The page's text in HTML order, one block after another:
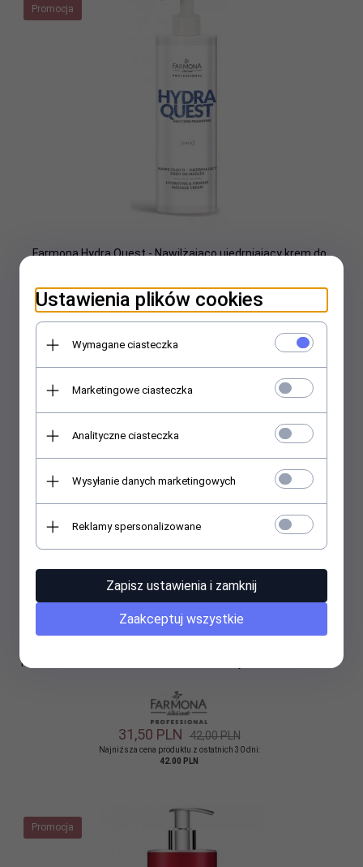
Promocja
Farmona Hydra Quest - Nawilżająco ujedrniający krem do
42,00PLN 56,00 PLN
Najniższa cena produktu z ostatnich 30 dni:
Farmona EXPERT MASSAGE Aroma Oil Olej do masażu 500ml
31,50 PLN 42,00 PLN
Najniższa cena produktu z ostatnich 30 dni:
42.00 PLN
Promocja
Ustawienia plików cookies
Wymagane ciasteczka
Marketingowe ciasteczka
Analityczne ciasteczka
Wysyłanie danych marketingowych
Reklamy spersonalizowane
Zapisz ustawienia i zamknij
Zaakceptuj wszystkie